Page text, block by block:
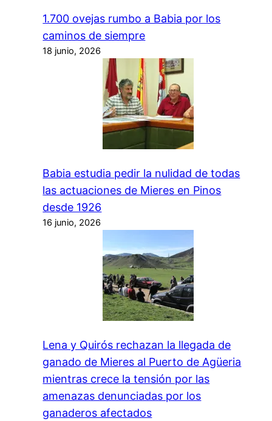
1.700 ovejas rumbo a Babia por los
caminos de siempre
18 junio, 2026
Babia estudia pedir la nulidad de todas
las actuaciones de Mieres en Pinos
desde 1926
16 junio, 2026
Lena y Quirós rechazan la llegada de
ganado de Mieres al Puerto de Agüeria
mientras crece la tensión por las
amenazas denunciadas por los
ganaderos afectados